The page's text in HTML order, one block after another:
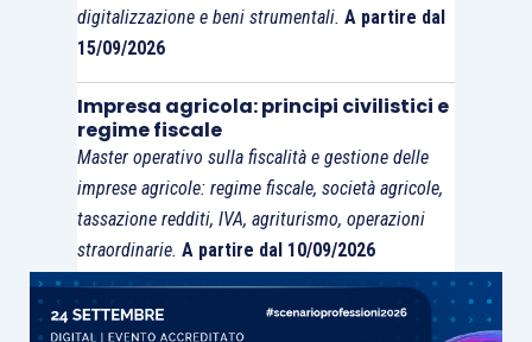
digitalizzazione e beni strumentali. A partire dal
15/09/2026
Impresa agricola: principi civilistici e
regime fiscale
Master operativo sulla fiscalità e gestione delle
imprese agricole: regime fiscale, società agricole,
tassazione redditi, IVA, agriturismo, operazioni
straordinarie. A partire dal 10/09/2026